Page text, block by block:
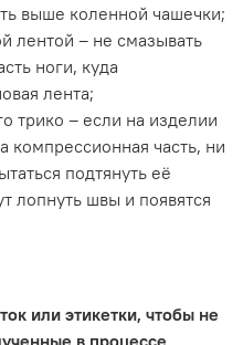
выше коленной чашечки;
лентой – не смазывать
ноги, куда
лента;
трико – если на изделии
компрессионная часть, ни
подтянуть её
лопнуть швы и появятся
или этикетки, чтобы не